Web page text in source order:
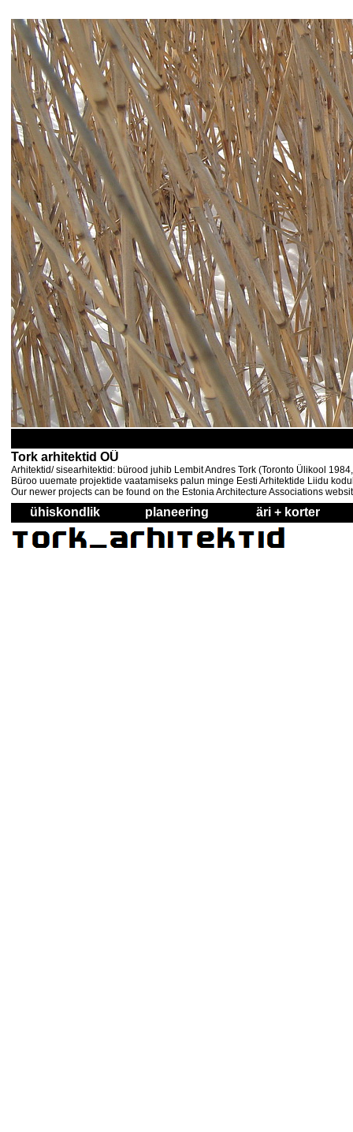
Tork arhitektid OÜ
Arhitektid/ sisearhitektid: bürood juhib Lembit Andres Tork (Toronto Ülikool
Büroo uuemate projektide vaatamiseks palun minge Eesti Arhitektide Liidu
Our newer projects can be found on the Estonia Architecture Associations
ühiskondlik planeering äri + korter